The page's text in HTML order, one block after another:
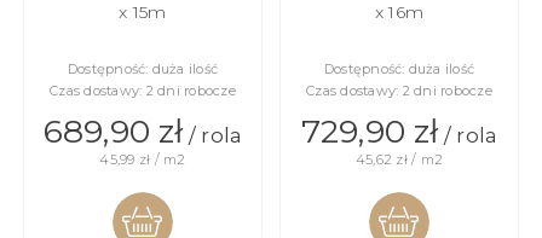
x 15m
Dostępność: duża ilość
Czas dostawy: 2 dni robocze
689,90 zł/ rola
45,99 zł / m2
x 16m
Dostępność: duża ilość
Czas dostawy: 2 dni robocze
729,90 zł/ rola
45,62 zł / m2